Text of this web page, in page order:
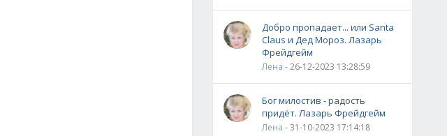
Добро пропадает... или Santa
Claus и Дед Мороз. Лазарь
Фрейдгейм
Лена - 26-12-2023 13:28:59
Бог милостив - радость
придёт. Лазарь Фрейдгейм
Лена - 31-10-2023 17:14:18